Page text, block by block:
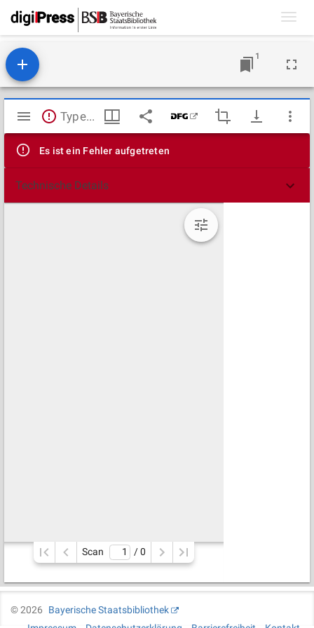
1
Mirador
Viewer
TypeError: Failed to fetch
Es ist ein Fehler aufgetreten
Technische Details
Scan / 0
©2026
Bayerische Staatsbibliothek